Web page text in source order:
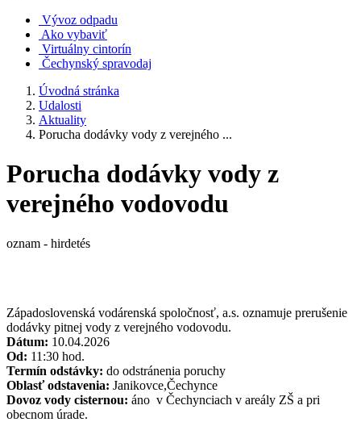
Vývoz odpadu
Ako vybaviť
Virtuálny cintorín
Čechynský spravodaj
Úvodná stránka
Udalosti
Aktuality
Porucha dodávky vody z verejného ...
Porucha dodávky vody z
verejného vodovodu
oznam - hirdetés
Západoslovenská vodárenská spoločnosť, a.s. oznamuje prerušenie
dodávky pitnej vody z verejného vodovodu.
Dátum: 10.04.2026
Od: 11:30 hod.
Termín odstávky: do odstránenia poruchy
Oblasť odstavenia: Janikovce,Čechynce
Dovoz vody cisternou: áno v Čechynciach v areály ZŠ a pri
obecnom úrade.